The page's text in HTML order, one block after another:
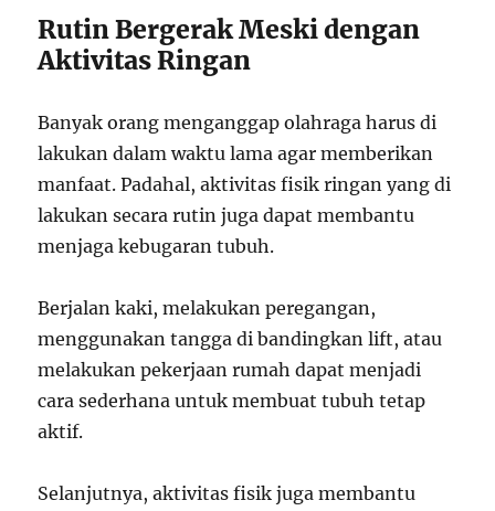
Rutin Bergerak Meski dengan
Aktivitas Ringan
Banyak orang menganggap olahraga harus di
lakukan dalam waktu lama agar memberikan
manfaat. Padahal, aktivitas fisik ringan yang di
lakukan secara rutin juga dapat membantu
menjaga kebugaran tubuh.
Berjalan kaki, melakukan peregangan,
menggunakan tangga di bandingkan lift, atau
melakukan pekerjaan rumah dapat menjadi
cara sederhana untuk membuat tubuh tetap
aktif.
Selanjutnya, aktivitas fisik juga membantu